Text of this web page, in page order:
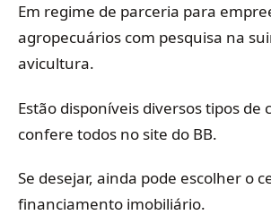
Em regime de parceria para
agropecuários com pesquisa na
avicultura.
Estão disponíveis diversos tipos de
confere todos no site do BB.
Se desejar, ainda pode escolher o
financiamento imobiliário.